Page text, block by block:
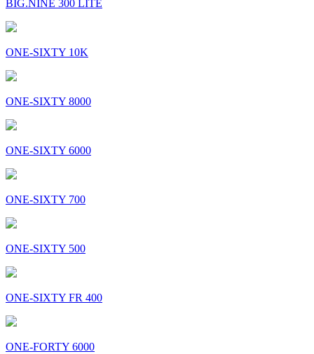
BIG.NINE 300 LITE
ONE-SIXTY 10K
ONE-SIXTY 8000
ONE-SIXTY 6000
ONE-SIXTY 700
ONE-SIXTY 500
ONE-SIXTY FR 400
ONE-FORTY 6000